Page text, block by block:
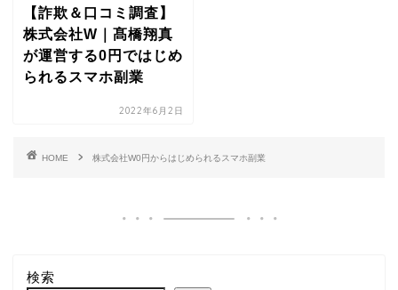
【詐欺＆口コミ調査】
株式会社W｜髙橋翔真
が運営する0円ではじめ
られるスマホ副業
2022年6月2日
HOME 株式会社W0円からはじめられるスマホ副業
検索